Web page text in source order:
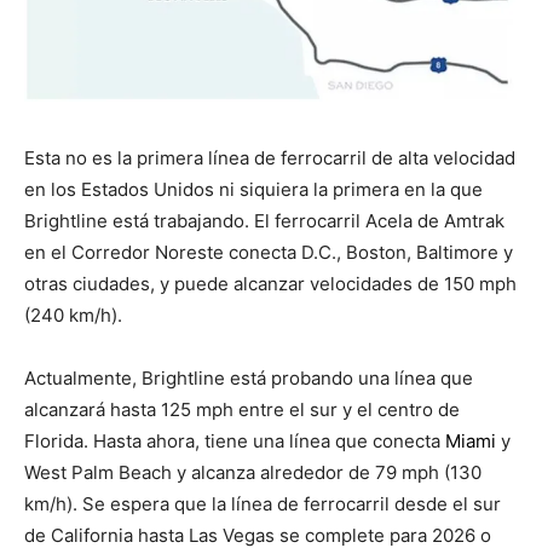
Esta no es la primera línea de ferrocarril de alta velocidad
en los Estados Unidos ni siquiera la primera en la que
Brightline está trabajando. El ferrocarril Acela de Amtrak
en el Corredor Noreste conecta D.C., Boston, Baltimore y
otras ciudades, y puede alcanzar velocidades de 150 mph
(240 km/h).
Actualmente, Brightline está probando una línea que
alcanzará hasta 125 mph entre el sur y el centro de
Florida. Hasta ahora, tiene una línea que conecta Miami y
West Palm Beach y alcanza alrededor de 79 mph (130
km/h). Se espera que la línea de ferrocarril desde el sur
de California hasta Las Vegas se complete para 2026 o